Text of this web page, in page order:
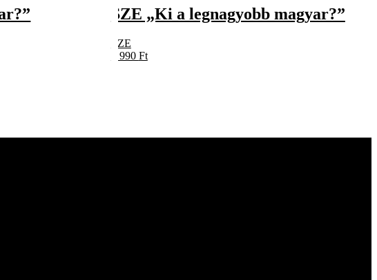
SZE „Ki a legnagyobb magyar?”
SZE
5 990 Ft